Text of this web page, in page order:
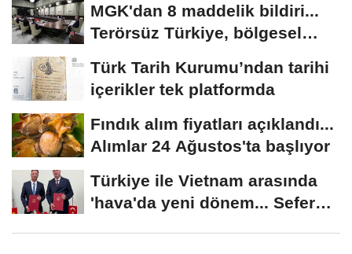
MGK'dan 8 maddelik bildiri...
Terörsüz Türkiye, bölgesel
Türk Tarih Kurumu’ndan tarihi
içerikler tek platformda
Fındık alım fiyatları açıklandı...
Alımlar 24 Ağustos'ta başlıyor
Türkiye ile Vietnam arasında
'hava'da yeni dönem... Sefer